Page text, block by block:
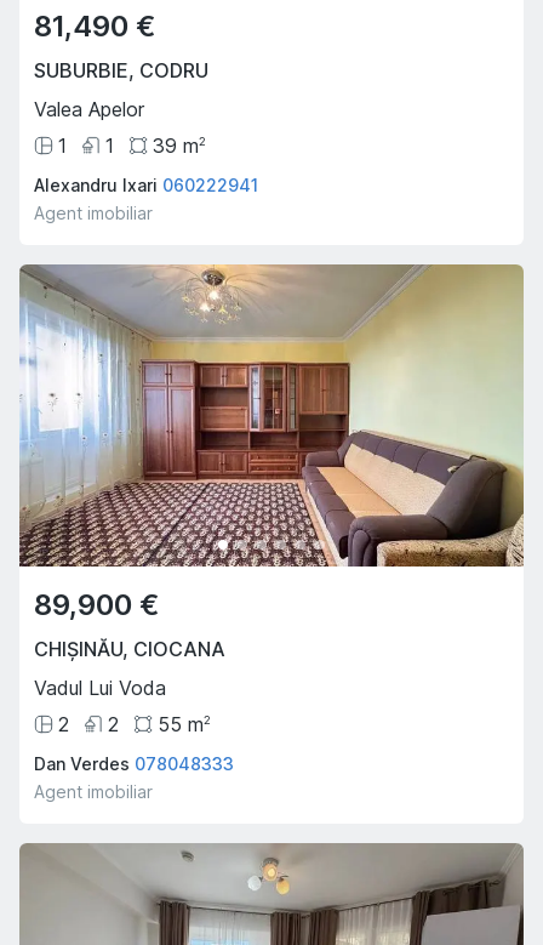
81,490 €
SUBURBIE, CODRU
Valea Apelor
1
1 39 m2
Alexandru Ixari 060222941
Agent imobiliar
89,900 €
CHIȘINĂU, CIOCANA
Vadul Lui Voda
2
2 55 m2
Dan Verdes 078048333
Agent imobiliar